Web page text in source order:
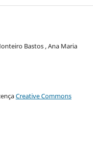
Bastos , Ana Maria
Creative Commons